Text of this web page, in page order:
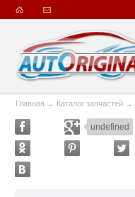
Главная → Каталог запчастей →
undefined